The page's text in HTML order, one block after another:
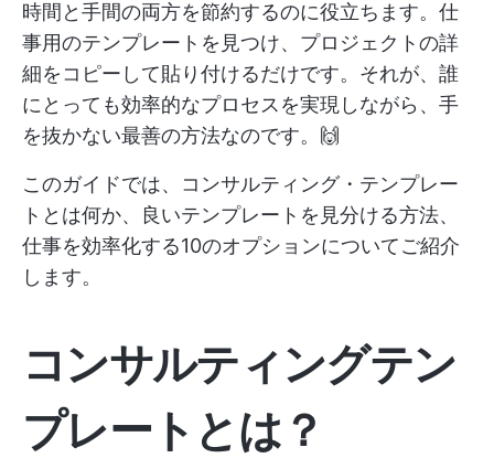
時間と手間の両方を節約するのに役立ちます。仕
事用のテンプレートを見つけ、プロジェクトの詳
細をコピーして貼り付けるだけです。それが、誰
にとっても効率的なプロセスを実現しながら、手
を抜かない最善の方法なのです。🙌
このガイドでは、コンサルティング・テンプレー
トとは何か、良いテンプレートを見分ける方法、
仕事を効率化する10のオプションについてご紹介
します。
コンサルティングテン
プレートとは？